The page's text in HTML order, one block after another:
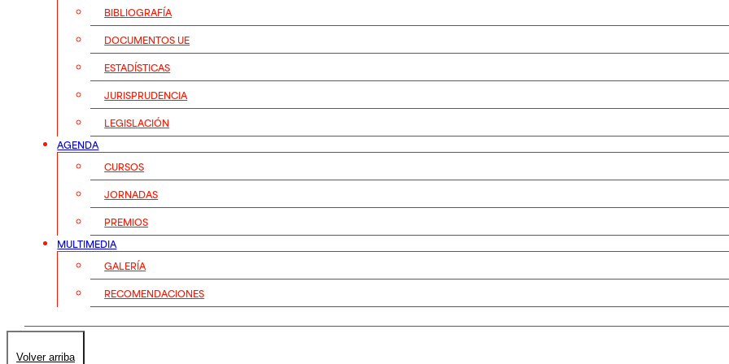
BIBLIOGRAFÍA
DOCUMENTOS UE
ESTADÍSTICAS
JURISPRUDENCIA
LEGISLACIÓN
AGENDA
CURSOS
JORNADAS
PREMIOS
MULTIMEDIA
GALERÍA
RECOMENDACIONES
Volver arriba